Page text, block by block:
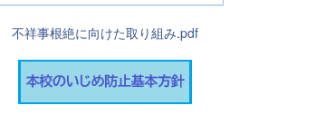
不祥事根絶に向けた取り組み.pdf